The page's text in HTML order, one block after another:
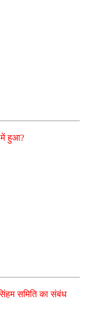
में हुआ?
समिति का संबंध